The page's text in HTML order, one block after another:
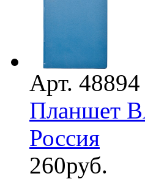
Арт. 48894
Планшет
Россия
260руб.